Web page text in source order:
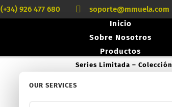
(+34) 926 477 680  soporte@mmuela.com
Inicio
Sobre Nosotros
Productos
Series Limitada – Colección
OUR SERVICES
K-9R.M